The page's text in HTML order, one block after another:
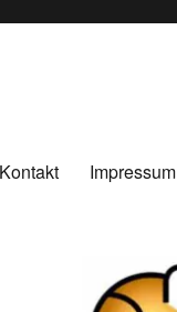
Kontakt Impressum